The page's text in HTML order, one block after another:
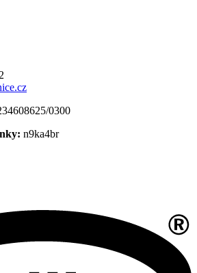
0300
n9ka4br